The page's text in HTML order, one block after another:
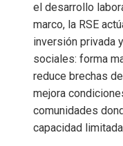
el desarrollo
marco, la RSE
inversión privada
sociales: forma
reduce brechas
mejora
comunidades
capacidad